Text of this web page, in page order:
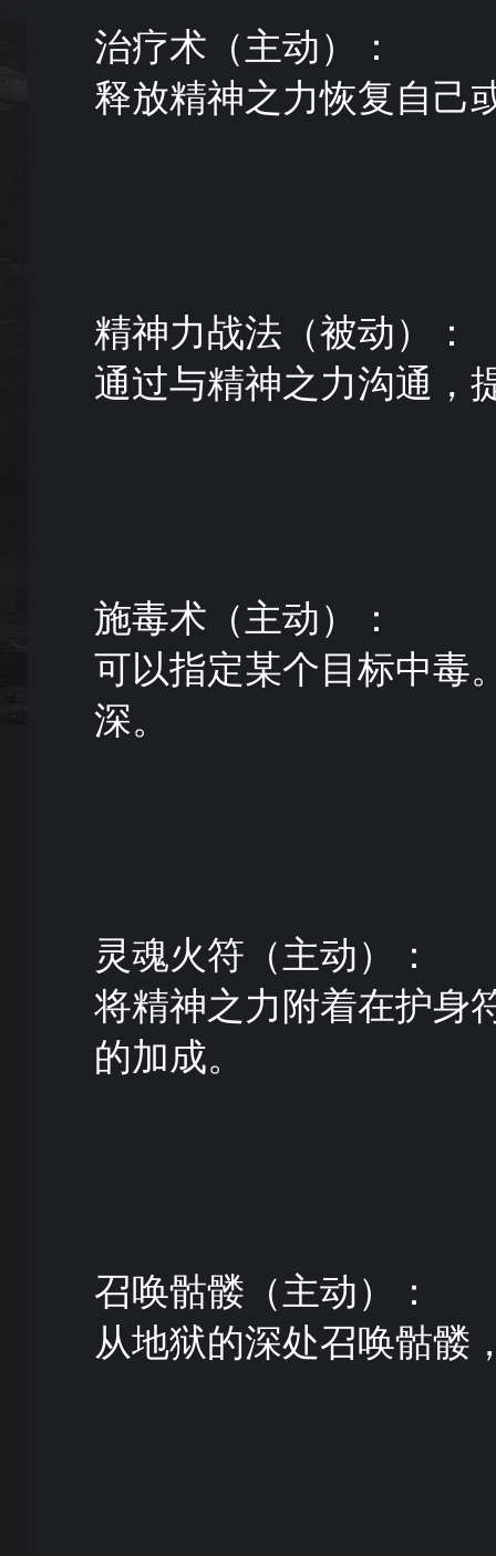
治疗术（主动）：
释放精神之力恢复自己
精神力战法（被动）：
通过与精神之力沟通，
施毒术（主动）：
可以指定某个目标中毒
深。
灵魂火符（主动）：
将精神之力附着在护身
的加成。
召唤骷髅（主动）：
从地狱的深处召唤骷髅